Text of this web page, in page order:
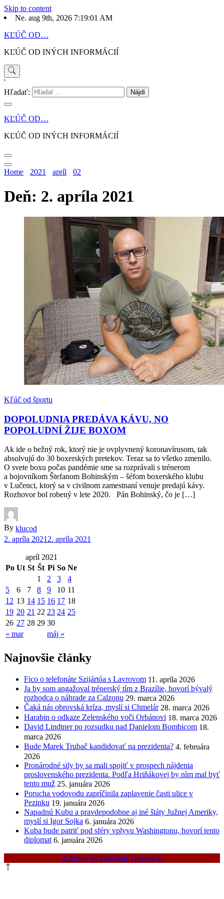
Skip to content
Ne. aug 9th, 2026 7:19:01 AM
KĽÚČ OD…
KĽÚČ OD INÝCH INFORMÁCIÍ
'
Hľadať:
KĽÚČ OD…
KĽÚČ OD INÝCH INFORMÁCIÍ
Home 2021 apríl 02
Deň: 2. apríla 2021
Kľúč od športu
DOPOLUDNIA PREDÁVA KÁVU, NO
POPOLUDNÍ ŽIJE BOXOM
Ak ide o bežný rok, ktorý nie je ovplyvnený koronavírusom, tak
absolvujú do 30 boxerských pretekov. Teraz sa to všetko zmenilo.
O svete boxu počas pandémie sme sa rozprávali s trénerom
a bojovníkom Štefanom Bohinským – šéfom boxerského klubu
v Lučenci, ktorý sa v civilnom zamestnaní venuje predajú kávy.
Rozhovor bol robený v lete 2020. Pán Bohinský, čo je […]
By klucod
2. apríla 2021 2. apríla 2021
apríl 2021
Po Ut St Št Pi So Ne
« mar máj »
1 2 3
4
5
6 7 8 9 10 11
12 13 14 15 16 17 18
19 20 21 22 23 24 25
26 27 28 29 30
Najnovšie články
Fico o telefonáte Szijártóa s Lavrovom 11. apríla 2026
Ja by som angažoval trénerský tím z Brazílie, hovorí bývalý
rozhodca o náhrade za Calzonu 29. marca 2026
Čaká nás obrovská kríza, myslí si Chmelár 28. marca 2026
Harabin o odkaze Zelenského voči Orbánovi 18. marca 2026
David Lindtner po rozsudku nad Danielom Bombicom 18.
marca 2026
Bude Marek Trubač kandidovať na prezidenta? 4. februára
2026
Pronárodné sily by sa mali spojiť v prospech nájdenia
proslovenského prezidenta. Podľa Hriňákovej by ním mal byť
tento muž 25. januára 2026
Porucha vodovodu zapríčinila zaplavenie časti ulice v
Pezinku 19. januára 2026
Napadnú Kubu a pravdepodobne aj iné štáty Južnej Ameriky,
myslí si Igor Sojka 6. januára 2026
Kuba bude patriť pod sféry vplyvu Washingtonu, hovorí tento
diplomat 6. januára 2026
A theme by Gradient Themes ©